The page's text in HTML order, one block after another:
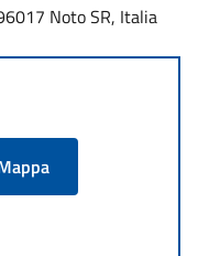
Noto SR, Italia